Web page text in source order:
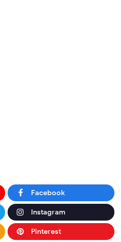
Facebook
Instagram
Pinterest